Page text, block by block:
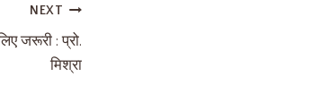
NEXT
जरूरी : प्रो.
मिश्रा